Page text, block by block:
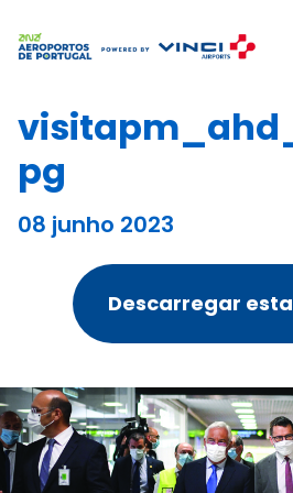
pg
08 junho 2023
Descarregar